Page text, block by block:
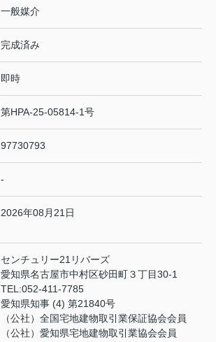
一般媒介
完成済み
即時
第HPA-25-05814-1号
97730793
-
2026年08月21日
センチュリー21リバーズ
愛知県名古屋市中村区砂田町３丁目30-1
TEL:052-411-7785
愛知県知事 (4) 第21840号
（公社）全国宅地建物取引業保証協会会員
（公社）愛知県宅地建物取引業協会会員